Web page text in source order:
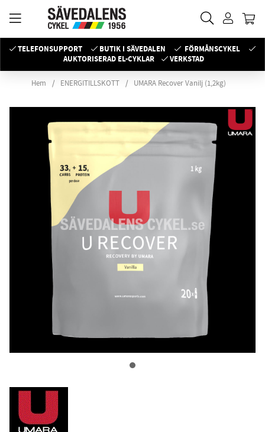
TELEFONSUPPORT BUTIK I SÄVEDALEN
FÖRMÅNSCYKEL
AUKTORISERAD EL-CYKLAR
VERKSTAD
Hem ENERGITILLSKOTT UMARA Recover Vanilj (1,2kg)